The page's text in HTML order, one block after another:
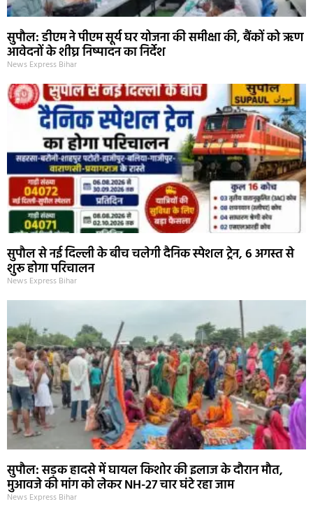
सुपौल: डीएम ने पीएम सूर्य घर योजना की समीक्षा की, बैंकों को ऋण
आवेदनों के शीघ्र निष्पादन का निर्देश
News Express Bihar
सुपौल से नई दिल्ली के बीच चलेगी दैनिक स्पेशल ट्रेन, 6 अगस्त से
शुरू होगा परिचालन
News Express Bihar
सुपौल: सड़क हादसे में घायल किशोर की इलाज के दौरान मौत,
मुआवजे की मांग को लेकर NH-27 चार घंटे रहा जाम
News Express Bihar